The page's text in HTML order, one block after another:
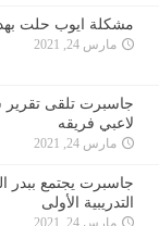
مشكلة ايوب حلت
مارس 24, 2021
جاسبرت تلقى
لاعبي فريقه
مارس 24, 2021
جاسبرت يجتمع ببدر
التدريبية الأولى
مارس 24, 2021